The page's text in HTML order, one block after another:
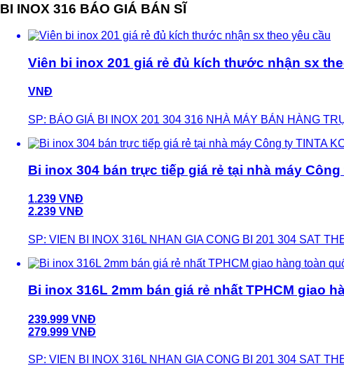
BI INOX 316 BÁO GIÁ BÁN SĨ
Viên bi inox 201 giá rẻ đủ kích thước nhận sx
VNĐ
SP: BÁO GIÁ BI INOX 201 304 316 NHÀ MÁY BÁN HÀNG
Bi inox 304 bán trực tiếp giá rẻ tại nhà máy Công
1.239 VNĐ
2.239 VNĐ
SP: VIEN BI INOX 316L NHAN GIA CONG BI 201 304 SAT
Bi inox 316L 2mm bán giá rẻ nhất TPHCM giao
239.999 VNĐ
279.999 VNĐ
SP: VIEN BI INOX 316L NHAN GIA CONG BI 201 304 SAT